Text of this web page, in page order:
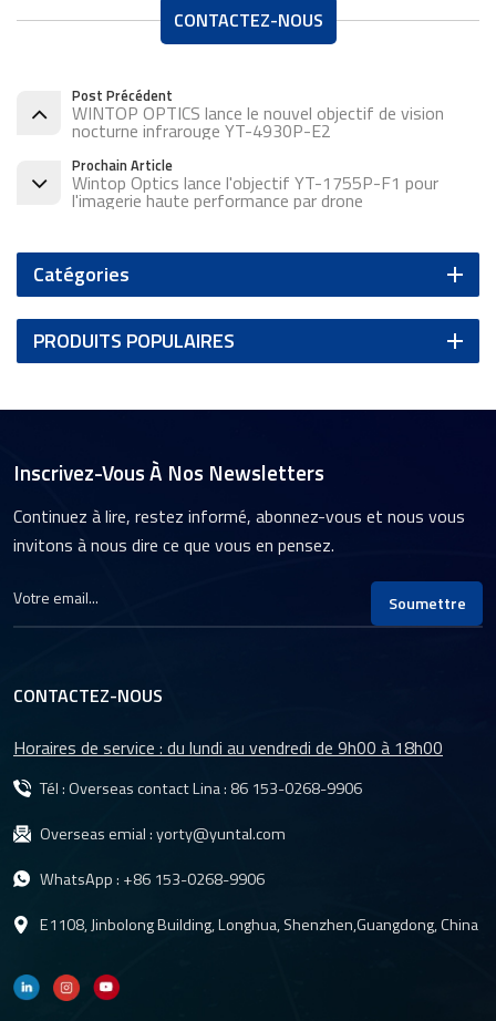
CONTACTEZ-NOUS
Post Précédent
WINTOP OPTICS lance le nouvel objectif de vision
nocturne infrarouge YT-4930P-E2
Prochain Article
Wintop Optics lance l'objectif YT-1755P-F1 pour
l'imagerie haute performance par drone
Catégories
PRODUITS POPULAIRES
Inscrivez-Vous À Nos Newsletters
Continuez à lire, restez informé, abonnez-vous et nous vous
invitons à nous dire ce que vous en pensez.
Soumettre
CONTACTEZ-NOUS
Horaires de service : du lundi au vendredi de 9h00 à 18h00
Tél : Overseas contact Lina :86 153-0268-9906
Overseas emial :yorty@yuntal.com
WhatsApp : +86 153-0268-9906
E1108, Jinbolong Building, Longhua, Shenzhen,Guangdong, China